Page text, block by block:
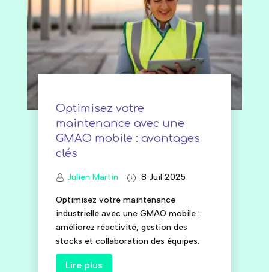
Optimisez votre
maintenance avec une
GMAO mobile : avantages
clés
Julien Martin 8 Juil 2025
Optimisez votre maintenance
industrielle avec une GMAO mobile :
améliorez réactivité, gestion des
stocks et collaboration des équipes.
Lire plus